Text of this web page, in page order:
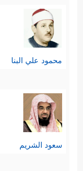
محمود علي البنا
سعود الشريم